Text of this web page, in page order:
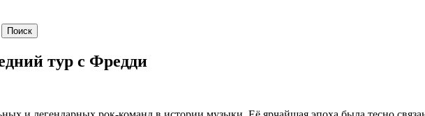
тур с Фредди